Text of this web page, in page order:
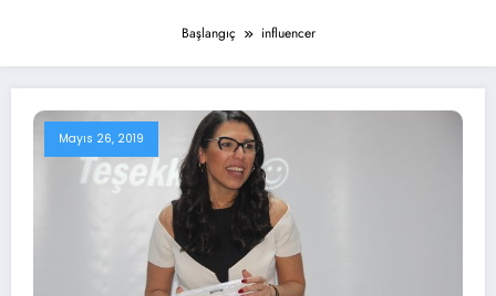
Başlangıç influencer
Mayıs 26, 2019